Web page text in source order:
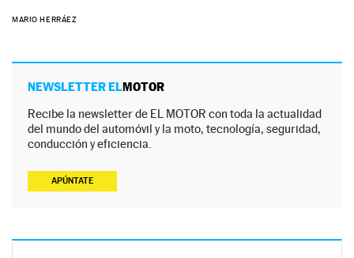
MARIO HERRÁEZ
NEWSLETTER ELMOTOR
Recibe la newsletter de EL MOTOR con toda la actualidad
del mundo del automóvil y la moto, tecnología, seguridad,
conducción y eficiencia.
APÚNTATE